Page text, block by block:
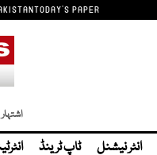
TODAY'S PAPER
انٹر نیشنل ٹاپ ٹرینڈ